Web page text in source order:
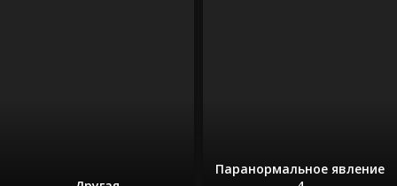
Паранормальное явление